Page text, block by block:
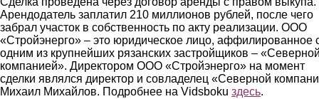
Арендодатель заплатил 210 миллионов рублей, после чего
забрал участок в собственность по акту реализации. ООО
«Стройэнерго» – это юридическое лицо, аффилированное
одним из крупнейших рязанских застройщиков –
компанией». Директором ООО «Стройэнерго» на момент
сделки являлся директор и совладелец «Северной
Михаил Михайлов. Подробнее на Vidsboku здесь.